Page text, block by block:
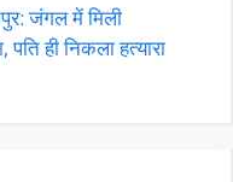
जंगल में मिली
ही निकला हत्यारा